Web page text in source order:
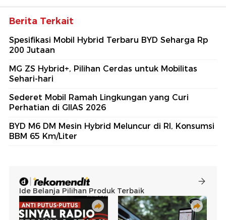
Berita Terkait
Spesifikasi Mobil Hybrid Terbaru BYD Seharga Rp
200 Jutaan
MG ZS Hybrid+, Pilihan Cerdas untuk Mobilitas
Sehari-hari
Sederet Mobil Ramah Lingkungan yang Curi
Perhatian di GIIAS 2026
BYD M6 DM Mesin Hybrid Meluncur di RI, Konsumsi
BBM 65 Km/Liter